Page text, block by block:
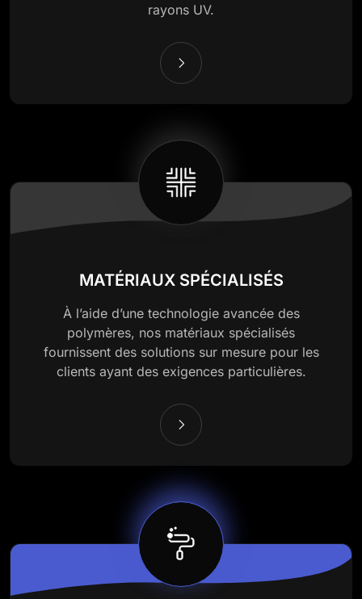
rayons UV.
MATÉRIAUX SPÉCIALISÉS
À l’aide d’une technologie avancée des
polymères, nos matériaux spécialisés
fournissent des solutions sur mesure pour les
clients ayant des exigences particulières.